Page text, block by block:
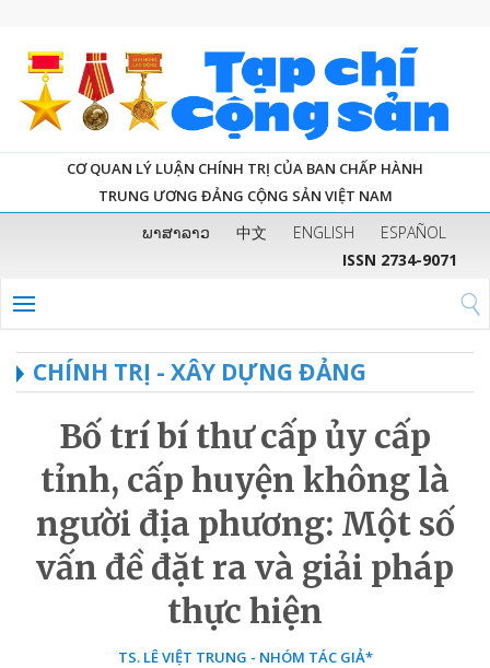
CƠ QUAN LÝ LUẬN CHÍNH TRỊ CỦA BAN CHẤP HÀNH
TRUNG ƯƠNG ĐẢNG CỘNG SẢN VIỆT NAM
ພາສາລາວ 中文 ENGLISH
ESPAÑOL
ISSN 2734-9071
CHÍNH TRỊ - XÂY DỰNG ĐẢNG
Bố trí bí thư cấp ủy cấp
tỉnh, cấp huyện không là
người địa phương: Một số
vấn đề đặt ra và giải pháp
thực hiện
TS. LÊ VIỆT TRUNG - NHÓM TÁC GIẢ*